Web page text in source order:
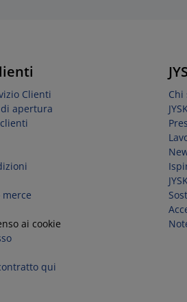
Clienti
apertura
merce
ai cookie
qui
Chi